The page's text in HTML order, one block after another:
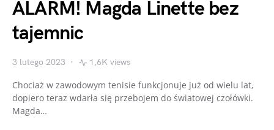
ALARM! Magda Linette bez
tajemnic
3 lutego 2023 1,6K views
Chociaż w zawodowym tenisie funkcjonuje już od wielu lat,
dopiero teraz wdarła się przebojem do światowej czołówki.
Magda…